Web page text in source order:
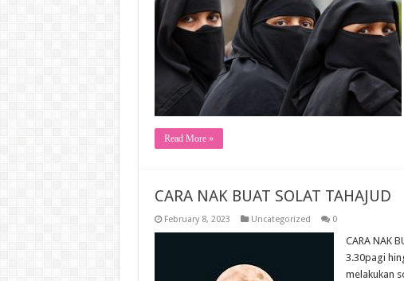
Read More »
CARA NAK BUAT SOLAT TAHAJUD
February 8, 2023 Uncategorized 0
CARA NAK
3.30pagi
melakukan